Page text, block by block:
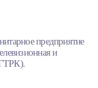
предприятие
и